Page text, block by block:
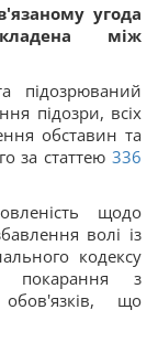
угода
між
підозрюваний
підозри, всіх
обставин та
за статтею 336
щодо
волі із
кодексу
покарання з
що